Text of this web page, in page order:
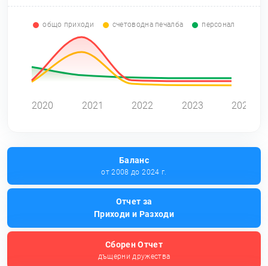
общо приходи счетоводна печалба персонал
2020 2021 2022 2023 2024
Баланс
от 2008 до 2024 г.
Отчет за
Приходи и Разходи
Сборен Отчет
дъщерни дружества